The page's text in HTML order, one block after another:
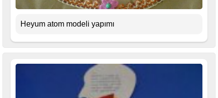
Heyum atom modeli yapımı